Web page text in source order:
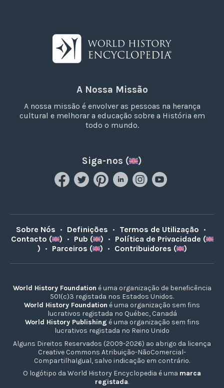
A Nossa Missão
A nossa missão é envolver as pessoas na herança
cultural e melhorar a educação sobre a História em
todo o mundo.
Siga-nos ( )
Sobre Nós • Definições • Termos de Utilização •
Contacto (
) • Pub ( ) • Política de Privacidade (
) • Parceiros ( ) • Contribuidores ( )
World History Foundation é uma organização de beneficência
501(c)3 registada nos Estados Unidos.
World History Foundation é uma organização sem fins
lucrativos registada no Québec, Canadá
World History Publishing é uma organização sem fins
lucrativos registada no Reino Unido
Alguns Direitos Reservados (2009-2026) ao abrigo da licença
Creative Commons Atribuição-NãoComercial-
CompartilhaIgual, salvo indicação em contrário.
O logótipo da World History Encyclopedia é uma marca
registada.